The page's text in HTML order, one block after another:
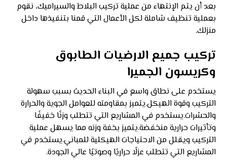
بعد أن يتم الإنتهاء من عملية تركيب البلاط والسيراميك، نقوم
بعملية تنظيف شاملة لكل الأعمال التي قمنا بتنفيذها داخل
منزلك.
تركيب جميع الارضيات الطابوق
وكريسون الجميرا
يستخدم على نطاق واسع في البناء الحديث بسبب سهولة
التركيب وقوة الهيكل.يتميز بمقاومته للعوامل الجوية والحرارة
والحشرات.يستخدم في المشاريع التي تتطلب وزنًا خفيفًا
وتأثيرات حرارية منخفضة.يتميز بخفة وزنه مما يسهل عملية
التركيب ويقلل من الاحتياجات الهيكلية للمباني.يستخدم في
المشاريع التي تتطلب عزلًا حراريًا وصوتيًا عالي الجودة.